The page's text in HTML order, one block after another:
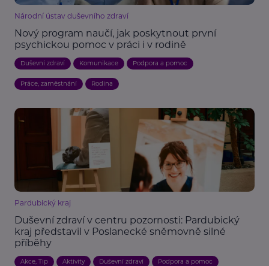
Národní ústav duševního zdraví
Nový program naučí, jak poskytnout první
psychickou pomoc v práci i v rodině
Duševní zdraví Komunikace Podpora a pomoc
Práce, zaměstnání Rodina
Pardubický kraj
Duševní zdraví v centru pozornosti: Pardubický
kraj představil v Poslanecké sněmovně silné
příběhy
Akce, Tip Aktivity Duševní zdraví Podpora a pomoc